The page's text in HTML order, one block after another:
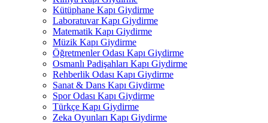
Kütüphane Kapı Giydirme
Laboratuvar Kapı Giydirme
Matematik Kapı Giydirme
Müzik Kapı Giydirme
Öğretmenler Odası Kapı Giydirme
Osmanlı Padişahları Kapı Giydirme
Rehberlik Odası Kapı Giydirme
Sanat & Dans Kapı Giydirme
Spor Odası Kapı Giydirme
Türkçe Kapı Giydirme
Zeka Oyunları Kapı Giydirme